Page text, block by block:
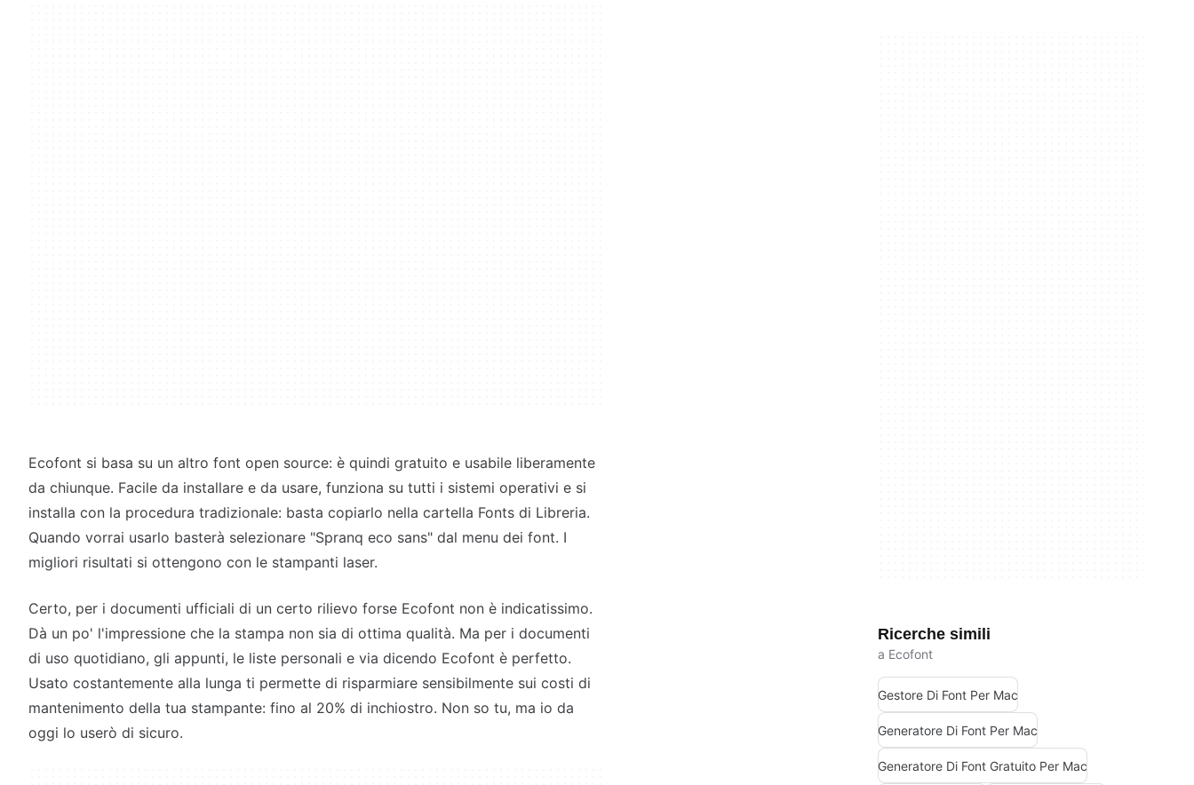
Ecofont si basa su un altro font open source: è quindi gratuito e usabile liberamente
da chiunque. Facile da installare e da usare, funziona su tutti i sistemi operativi e si
installa con la procedura tradizionale: basta copiarlo nella cartella Fonts di Libreria.
Quando vorrai usarlo basterà selezionare "Spranq eco sans" dal menu dei font. I
migliori risultati si ottengono con le stampanti laser.
Certo, per i documenti ufficiali di un certo rilievo forse Ecofont non è indicatissimo.
Dà un po' l'impressione che la stampa non sia di ottima qualità. Ma per i documenti
di uso quotidiano, gli appunti, le liste personali e via dicendo Ecofont è perfetto.
Usato costantemente alla lunga ti permette di risparmiare sensibilmente sui costi di
mantenimento della tua stampante: fino al 20% di inchiostro. Non so tu, ma io da
oggi lo userò di sicuro.
Ricerche simili
a Ecofont
Gestore Di Font Per Mac
Generatore Di Font Per Mac
Generatore Di Font Gratuito Per Mac